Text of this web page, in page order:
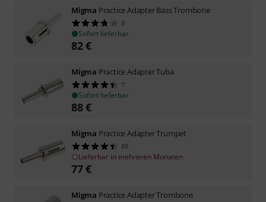
Migma Practice Adapter Bass Trombone
8
Sofort lieferbar
82€
Migma Practice Adapter Tuba
7
Sofort lieferbar
88€
Migma Practice Adapter Trumpet
88
Lieferbar in mehreren Monaten
77€
Migma Practice Adapter Trombone